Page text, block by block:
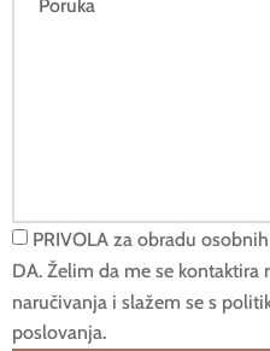
PRIVOLA za obradu
DA. Želim da me se kontaktira
naručivanja i slažem se s
poslovanja.